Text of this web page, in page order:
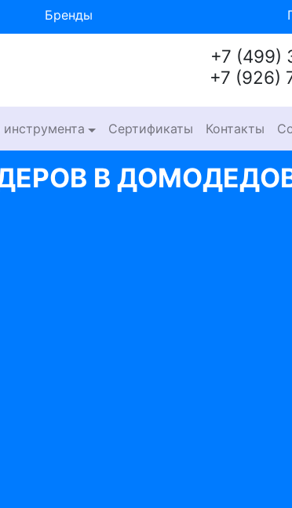
Бренды
+7 (499)
+7 (926)
Сертификаты Контакты
В